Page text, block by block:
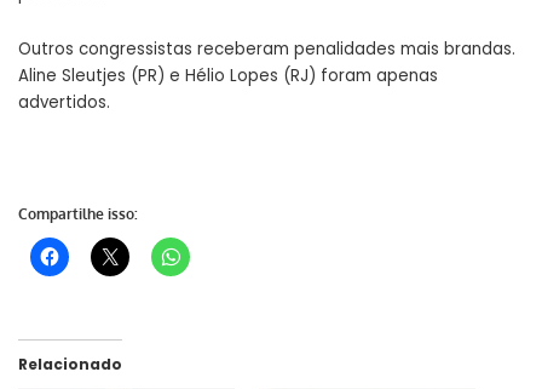
Outros congressistas receberam penalidades mais brandas.
Aline Sleutjes (PR) e Hélio Lopes (RJ) foram apenas
advertidos.
Compartilhe isso:
Relacionado